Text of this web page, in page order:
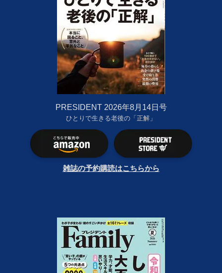
PRESIDENT 2026年8月14日号
ひとりで生きる老後の「正解」
雑誌の予約購読はこちらから